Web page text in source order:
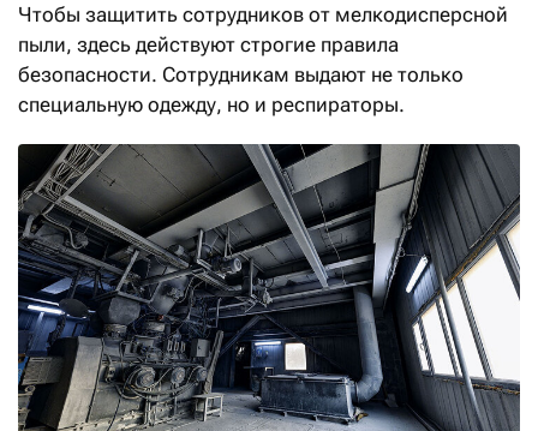
Чтобы защитить сотрудников от мелкодисперсной
пыли, здесь действуют строгие правила
безопасности. Сотрудникам выдают не только
специальную одежду, но и респираторы.